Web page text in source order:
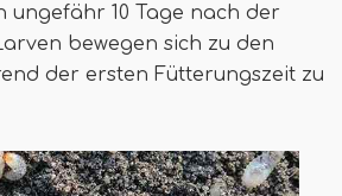
ungefähr 10 Tage nach der
bewegen sich zu den
der ersten Fütterungszeit zu